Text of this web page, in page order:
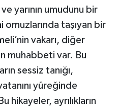
yarının umudunu bir
taşıyan bir
vakarı, diğer
muhabbeti var. Bu
sessiz tanığı,
yüreğinde
hikayeler, ayrılıkların